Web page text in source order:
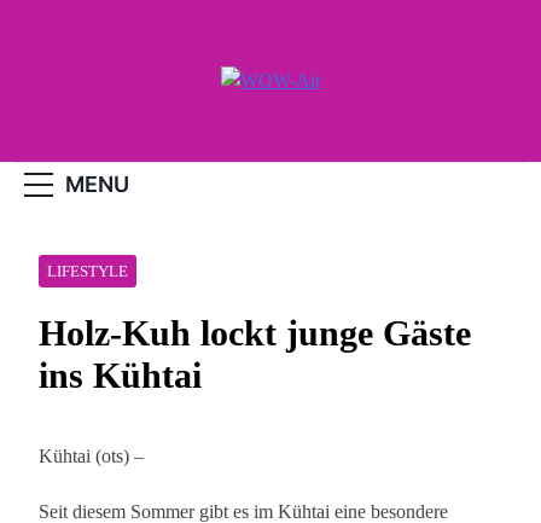
MENU
LIFESTYLE
Holz-Kuh lockt junge Gäste
ins Kühtai
Kühtai (ots) –
Seit diesem Sommer gibt es im Kühtai eine besondere